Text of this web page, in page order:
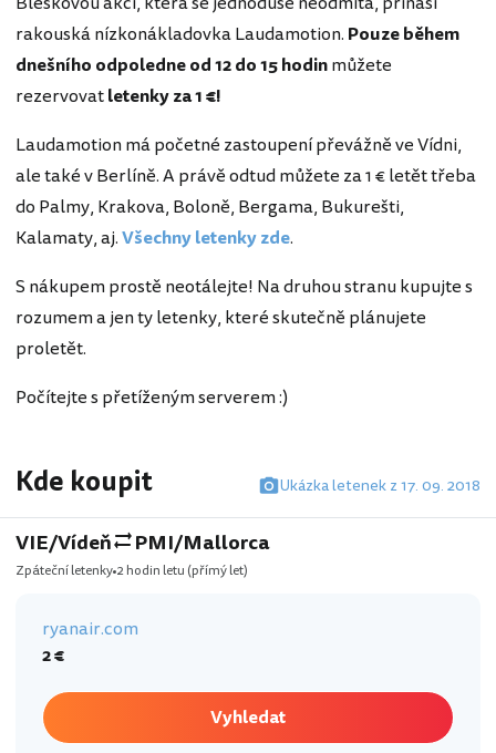
rakouská nízkonákladovka Laudamotion. Pouze během
dnešního odpoledne od 12 do 15 hodinmůžete
rezervovatletenky za 1 €!
Laudamotion má početné zastoupení převážně ve Vídni,
ale také v Berlíně. A právě odtud můžete za 1 € letět třeba
do Palmy, Krakova, Boloně, Bergama, Bukurešti,
Kalamaty, aj.Všechny letenky zde.
S nákupem prostě neotálejte! Na druhou stranu kupujte s
rozumem a jen ty letenky, které skutečně plánujete
proletět.
Počítejte s přetíženým serverem :)
Kde koupit Ukázka letenek z 17. 09. 2018
VIE/Vídeň PMI/Mallorca
Zpáteční letenky 2 hodin letu (přímý let)
ryanair.com
2 €
Vyhledat